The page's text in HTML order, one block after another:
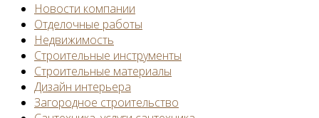
Новости компании
Отделочные работы
Недвижимость
Строительные инструменты
Строительные материалы
Дизайн интерьера
Загородное строительство